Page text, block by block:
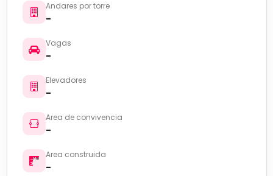
Andares por torre
-
Vagas
-
Elevadores
-
Area de convivencia
-
Area construida
-